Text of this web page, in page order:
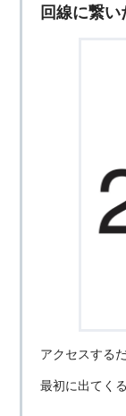
回線に繋い
アクセスする
最初に出てく